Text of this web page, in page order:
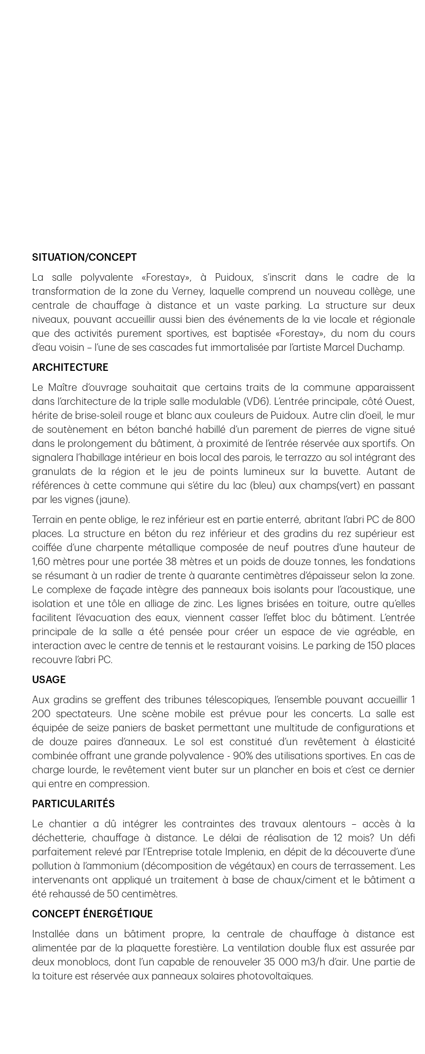
SITUATION/CONCEPT
La salle polyvalente «Forestay», à Puidoux, s’inscrit dans le cadre de la
transformation de la zone du Verney, laquelle comprend un nouveau collège, une
centrale de chauffage à distance et un vaste parking. La structure sur deux
niveaux, pouvant accueillir aussi bien des événements de la vie locale et régionale
que des activités purement sportives, est baptisée «Forestay», du nom du cours
d’eau voisin – l’une de ses cascades fut immortalisée par l’artiste Marcel Duchamp.
ARCHITECTURE
Le Maître d’ouvrage souhaitait que certains traits de la commune apparaissent
dans l’architecture de la triple salle modulable (VD6). L’entrée principale, côté Ouest,
hérite de brise-soleil rouge et blanc aux couleurs de Puidoux. Autre clin d’oeil, le mur
de soutènement en béton banché habillé d’un parement de pierres de vigne situé
dans le prolongement du bâtiment, à proximité de l’entrée réservée aux sportifs. On
signalera l’habillage intérieur en bois local des parois, le terrazzo au sol intégrant des
granulats de la région et le jeu de points lumineux sur la buvette. Autant de
références à cette commune qui s’étire du lac (bleu) aux champs(vert) en passant
par les vignes (jaune).
Terrain en pente oblige, le rez inférieur est en partie enterré, abritant l’abri PC de 800
places. La structure en béton du rez inférieur et des gradins du rez supérieur est
coiffée d’une charpente métallique composée de neuf poutres d’une hauteur de
1,60 mètres pour une portée 38 mètres et un poids de douze tonnes, les fondations
se résumant à un radier de trente à quarante centimètres d’épaisseur selon la zone.
Le complexe de façade intègre des panneaux bois isolants pour l’acoustique, une
isolation et une tôle en alliage de zinc. Les lignes brisées en toiture, outre qu’elles
facilitent l’évacuation des eaux, viennent casser l’effet bloc du bâtiment. L’entrée
principale de la salle a été pensée pour créer un espace de vie agréable, en
interaction avec le centre de tennis et le restaurant voisins. Le parking de 150 places
recouvre l’abri PC.
USAGE
Aux gradins se greffent des tribunes télescopiques, l’ensemble pouvant accueillir 1
200 spectateurs. Une scène mobile est prévue pour les concerts. La salle est
équipée de seize paniers de basket permettant une multitude de configurations et
de douze paires d’anneaux. Le sol est constitué d’un revêtement à élasticité
combinée offrant une grande polyvalence - 90% des utilisations sportives. En cas de
charge lourde, le revêtement vient buter sur un plancher en bois et c’est ce dernier
qui entre en compression.
PARTICULARITÉS
Le chantier a dû intégrer les contraintes des travaux alentours – accès à la
déchetterie, chauffage à distance. Le délai de réalisation de 12 mois? Un défi
parfaitement relevé par l’Entreprise totale Implenia, en dépit de la découverte d’une
pollution à l’ammonium (décomposition de végétaux) en cours de terrassement. Les
intervenants ont appliqué un traitement à base de chaux/ciment et le bâtiment a
été rehaussé de 50 centimètres.
CONCEPT ÉNERGÉTIQUE
Installée dans un bâtiment propre, la centrale de chauffage à distance est
alimentée par de la plaquette forestière. La ventilation double flux est assurée par
deux monoblocs, dont l’un capable de renouveler 35 000 m3/h d’air. Une partie de
la toiture est réservée aux panneaux solaires photovoltaïques.